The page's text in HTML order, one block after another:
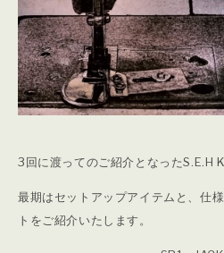
3回に渡ってのご紹介となったS.E.H
最期はセットアップアイテムと、仕
トをご紹介いたします。